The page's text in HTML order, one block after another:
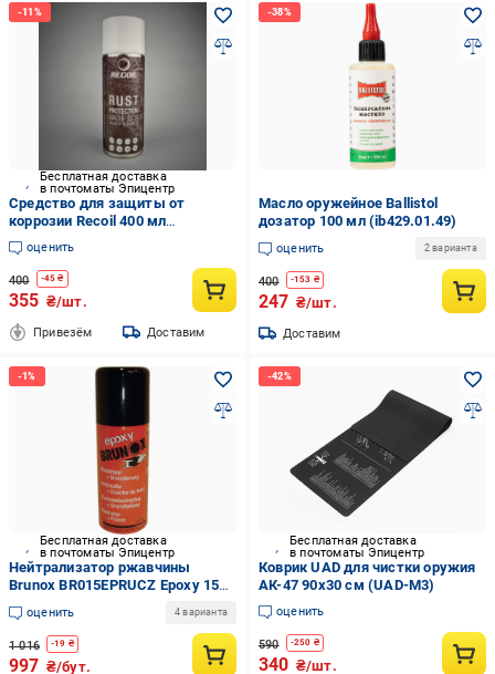
Бесплатная доставка
в почтоматы Эпицентр
Средство для защиты от
коррозии Recoil 400 мл
(HAM006)
оценить
400 -45 ₴
355 ₴/шт.
Привезём Доставим
Масло оружейное Ballistol
дозатор 100 мл (ib429.01.49)
оценить 2 варианта
400 -153 ₴
247 ₴/шт.
Доставим
Бесплатная доставка
в почтоматы Эпицентр
Нейтрализатор ржавчины
Brunox BR015EPRUCZ Epoxy 150
мл с эпоксидной смолой
(5efcb008)
оценить 4 варианта
1 016 -19 ₴
997 ₴/бут.
Бесплатная доставка
в почтоматы Эпицентр
Коврик UAD для чистки оружия
АК-47 90х30 см (UAD-M3)
оценить
590 -250 ₴
340 ₴/шт.